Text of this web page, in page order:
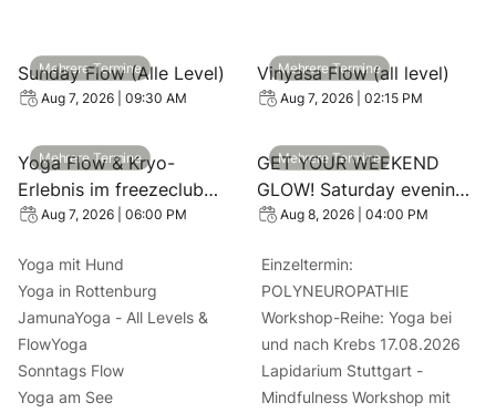
View event: Sunday Flow (Alle Level)
Mehrere Termine
Sunday Flow (Alle Level)
Aug 7, 2026 | 09:30 AM
View event: Vinyasa Flow
Mehrere Termine
Vinyasa Flow (all level)
Aug 7, 2026 | 02:15 PM
View event: Yoga Flow & Kryo-Erlebnis im freezeclub
Mehrere Termine
Yoga Flow & Kryo-
Erlebnis im freezeclub
Balingen
Aug 7, 2026 | 06:00 PM
View event: GET YOUR
Mehrere Termine
GET YOUR WEEKEND
GLOW! Saturday evening
Flow (all level)
Aug 8, 2026 | 04:00 PM
Yoga mit Hund
Yoga in Rottenburg
JamunaYoga - All Levels &
FlowYoga
Sonntags Flow
Yoga am See
Einzeltermin:
POLYNEUROPATHIE
Workshop-Reihe: Yoga bei
und nach Krebs 17.08.2026
Lapidarium Stuttgart -
Mindfulness Workshop mit